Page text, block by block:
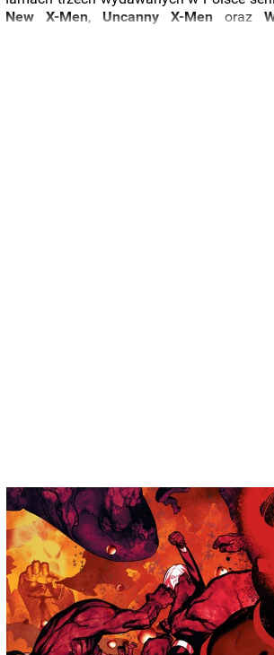
New X-Men, Uncanny X-Men oraz
zadebiutował w sklepach 7 grudnia
części wpisu znajdziecie prezentację